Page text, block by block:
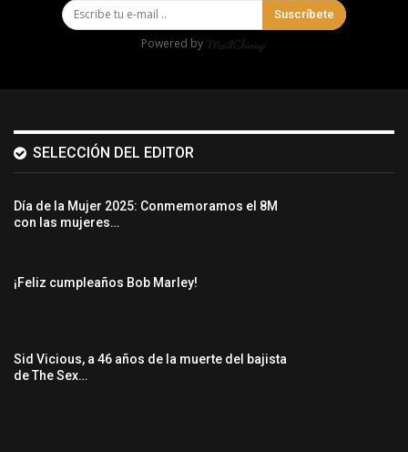
Suscríbete
Powered by
SELECCIÓN DEL EDITOR
Día de la Mujer 2025: Conmemoramos el 8M
con las mujeres…
¡Feliz cumpleaños Bob Marley!
Sid Vicious, a 46 años de la muerte del bajista
de The Sex…